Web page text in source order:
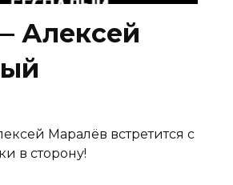
Алексей
Маралёв встретится с
в сторону!